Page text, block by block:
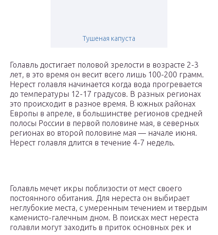
Тушеная капуста
Голавль достигает половой зрелости в возрасте 2-3
лет, в это время он весит всего лишь 100-200 грамм.
Нерест голавля начинается когда вода прогревается
до температуры 12-17 градусов. В разных регионах
это происходит в разное время. В южных районах
Европы в апреле, в большинстве регионов средней
полосы России в первой половине мая, в северных
регионах во второй половине мая — начале июня.
Нерест голавля длится в течение 4-7 недель.
Голавль мечет икры поблизости от мест своего
постоянного обитания. Для нереста он выбирает
неглубокие места, с умеренным течением и твердым
каменисто-галечным дном. В поисках мест нереста
голавли могут заходить в приток основных рек и